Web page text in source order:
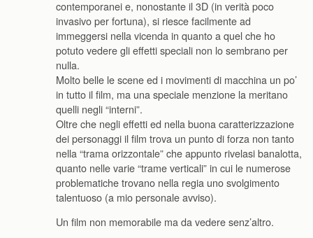
contemporanei e, nonostante il 3D (in verità poco
invasivo per fortuna), si riesce facilmente ad
immeggersi nella vicenda in quanto a quel che ho
potuto vedere gli effetti speciali non lo sembrano per
nulla.
Molto belle le scene ed i movimenti di macchina un po’
in tutto il film, ma una speciale menzione la meritano
quelli negli “interni”.
Oltre che negli effetti ed nella buona caratterizzazione
dei personaggi il film trova un punto di forza non tanto
nella “trama orizzontale” che appunto rivelasi banalotta,
quanto nelle varie “trame verticali” in cui le numerose
problematiche trovano nella regia uno svolgimento
talentuoso (a mio personale avviso).
Un film non memorabile ma da vedere senz’altro.